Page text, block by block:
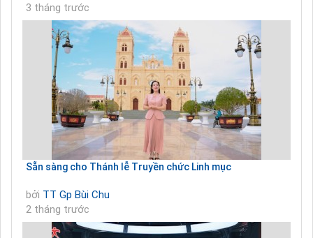
3 tháng trước
Sẵn sàng cho Thánh lễ Truyền chức Linh mục
bởi TT Gp Bùi Chu
2 tháng trước